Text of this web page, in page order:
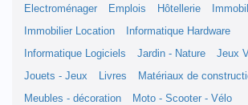
Electroménager
Emplois Hôtellerie
Immobilier Location
Informatique Hardware
Informatique Logiciels
Jardin - Nature
Jeux
Jouets - Jeux
Livres
Matériaux de
Meubles - décoration
Moto - Scooter - Vélo